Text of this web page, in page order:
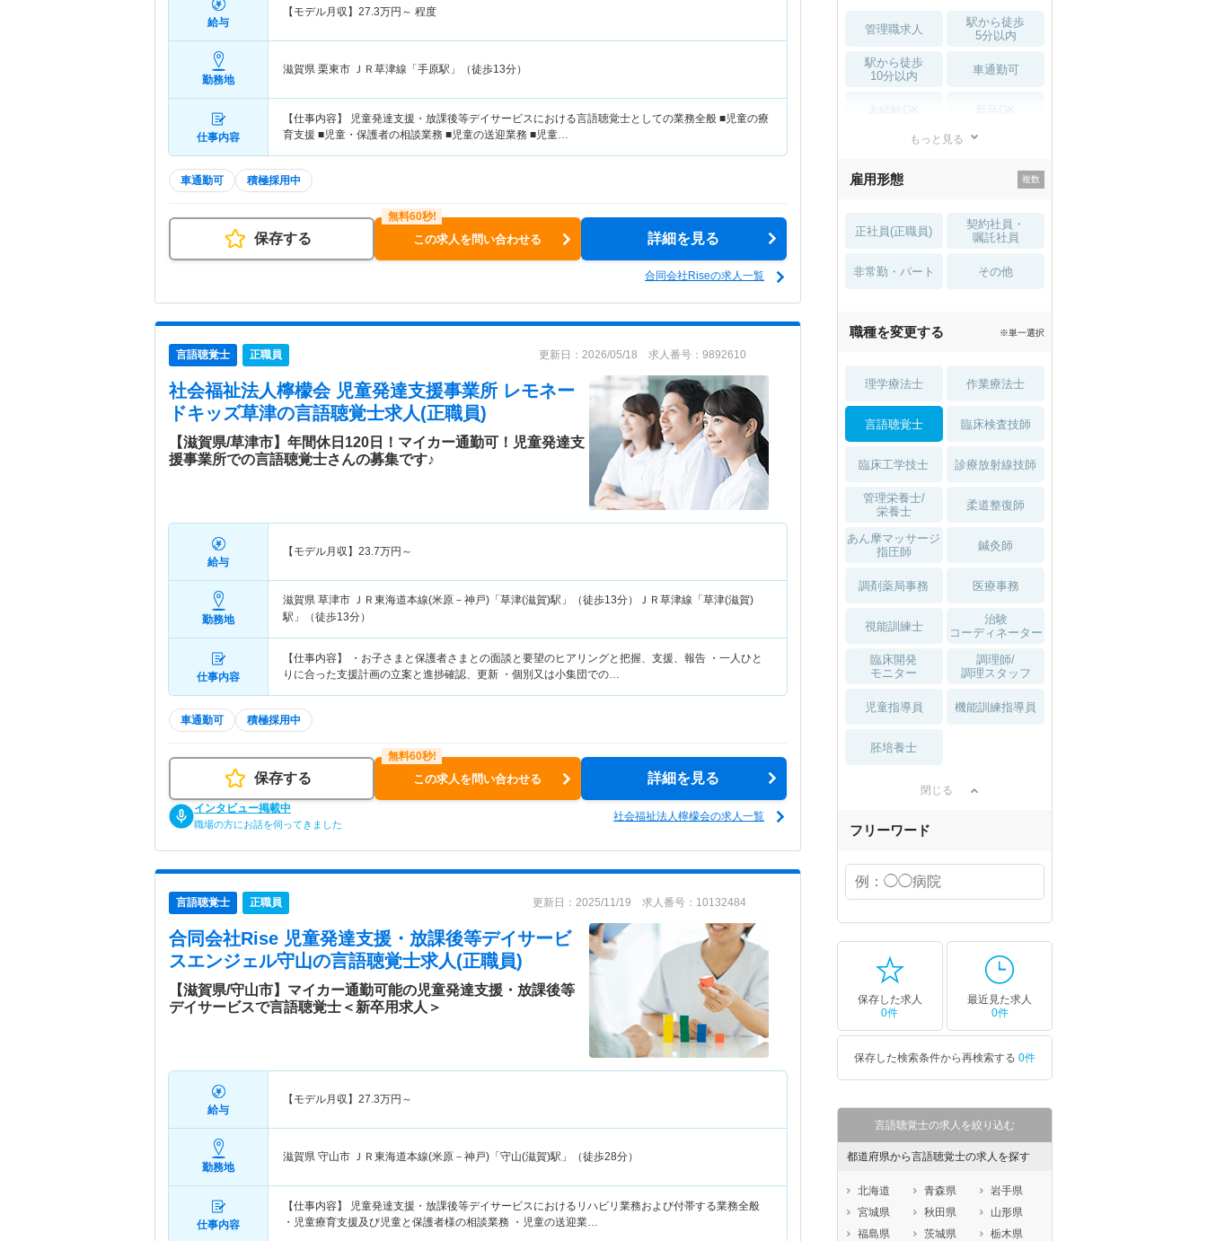
給与
【モデル月収】 27.3万円～ 程度
勤務地
滋賀県 栗東市 ＪＲ草津線「手原駅」（徒歩13分）
仕事内容
【仕事内容】 児童発達支援・放課後等デイサービスにおける言語聴覚士としての業務全般 ■児童の療
育支援 ■児童・保護者の相談業務 ■児童の送迎業務 ■児童…
車通勤可 積極採用中
保存する この求人を問い合わせる 詳細を見る
合同会社Riseの求人一覧
言語聴覚士 正職員 更新日：2026/05/18 求人番号：9892610
社会福祉法人檸檬会 児童発達支援事業所 レモネー
ドキッズ草津の言語聴覚士求人(正職員)
【滋賀県/草津市】年間休日120日！マイカー通勤可！児童発達支
援事業所での言語聴覚士さんの募集です♪
給与
【モデル月収】 23.7万円～
勤務地
滋賀県 草津市 ＪＲ東海道本線(米原－神戸)「草津(滋賀)駅」（徒歩13分）ＪＲ草津線「草津(滋賀)
駅」（徒歩13分）
仕事内容
【仕事内容】 ・お子さまと保護者さまとの面談と要望のヒアリングと把握、支援、報告 ・一人ひと
りに合った支援計画の立案と進捗確認、更新 ・個別又は小集団での…
車通勤可 積極採用中
保存する この求人を問い合わせる 詳細を見る
インタビュー掲載中
職場の方にお話を伺ってきました
社会福祉法人檸檬会の求人一覧
言語聴覚士 正職員 更新日：2025/11/19 求人番号：10132484
合同会社Rise 児童発達支援・放課後等デイサービ
スエンジェル守山の言語聴覚士求人(正職員)
【滋賀県/守山市】マイカー通勤可能の児童発達支援・放課後等
デイサービスで言語聴覚士＜新卒用求人＞
給与
【モデル月収】 27.3万円～
勤務地
滋賀県 守山市 ＪＲ東海道本線(米原－神戸)「守山(滋賀)駅」（徒歩28分）
仕事内容
【仕事内容】 児童発達支援・放課後等デイサービスにおけるリハビリ業務および付帯する業務全般
・児童療育支援及び児童と保護者様の相談業務 ・児童の送迎業…
管理職求人
駅から徒歩
5分以内
駅から徒歩
10分以内
車通勤可
住宅手当・補助
土日祝休 無資格 OK
積極採用中 WEB面接OK
もっと見る
雇用形態
正社員(正職員)
契約社員・
嘱託社員
非常勤・パート その他
職種を変更する ※単一選択
理学療法士 作業療法士
言語聴覚士 臨床検査技師
臨床工学技士 診療放射線技師
管理栄養士/
栄養士
柔道整復師
あん摩マッサージ
指圧師
鍼灸師
調剤薬局事務 医療事務
視能訓練士
治験
コーディネーター
臨床開発
モニター
調理師/
調理スタッフ
児童指導員 機能訓練指導員
胚培養士
閉じる
フリーワード
保存した求人
0件
最近見た求人
0件
保存した検索条件から再検索する 0件
言語聴覚士の求人を絞り込む
都道府県から言語聴覚士の求人を探す
北海道 青森県
岩手県
宮城県
秋田県
山形県
福島県
茨城県
栃木県